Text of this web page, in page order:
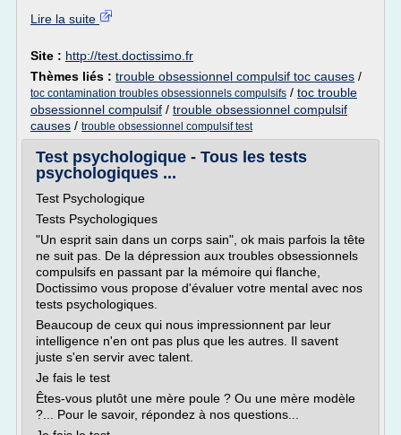
Lire la suite
Site : http://test.doctissimo.fr
Thèmes liés : trouble obsessionnel compulsif toc causes /
toc contamination troubles obsessionnels compulsifs / toc trouble
obsessionnel compulsif / trouble obsessionnel compulsif
causes / trouble obsessionnel compulsif test
Test psychologique - Tous les tests
psychologiques ...
Test Psychologique
Tests Psychologiques
"Un esprit sain dans un corps sain", ok mais parfois la tête
ne suit pas. De la dépression aux troubles obsessionnels
compulsifs en passant par la mémoire qui flanche,
Doctissimo vous propose d'évaluer votre mental avec nos
tests psychologiques.
Beaucoup de ceux qui nous impressionnent par leur
intelligence n'en ont pas plus que les autres. Il savent
juste s'en servir avec talent.
Je fais le test
Êtes-vous plutôt une mère poule ? Ou une mère modèle
?... Pour le savoir, répondez à nos questions...